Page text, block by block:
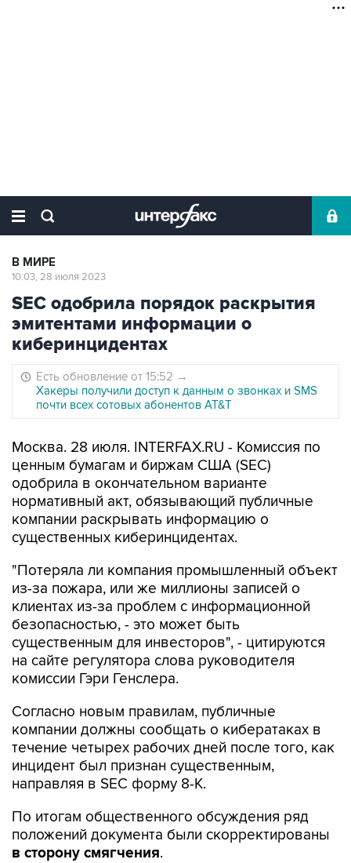
В МИРЕ
10:03, 28 июля 2023
SEC одобрила порядок раскрытия
эмитентами информации о
киберинцидентах
Есть обновление от 15:52 →
Хакеры получили доступ к данным о звонках и SMS
почти всех сотовых абонентов AT&T
Москва. 28 июля. INTERFAX.RU - Комиссия по
ценным бумагам и биржам США (SEC)
одобрила в окончательном варианте
нормативный акт, обязывающий публичные
компании раскрывать информацию о
существенных киберинцидентах.
"Потеряла ли компания промышленный объект
из-за пожара, или же миллионы записей о
клиентах из-за проблем с информационной
безопасностью, - это может быть
существенным для инвесторов", - цитируются
на сайте регулятора слова руководителя
комиссии Гэри Генслера.
Согласно новым правилам, публичные
компании должны сообщать о кибератаках в
течение четырех рабочих дней после того, как
инцидент был признан существенным,
направляя в SEC форму 8-K.
По итогам общественного обсуждения ряд
положений документа были скорректированы
в сторону смягчения.